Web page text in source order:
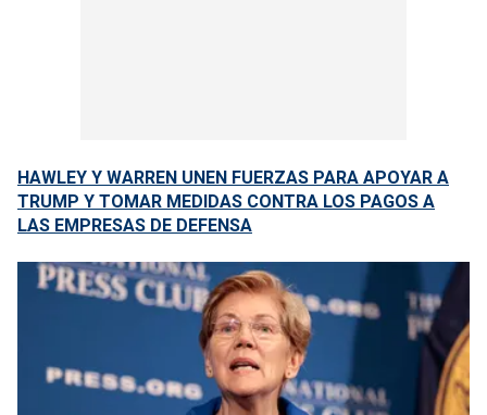
HAWLEY Y WARREN UNEN FUERZAS PARA APOYAR A
TRUMP Y TOMAR MEDIDAS CONTRA LOS PAGOS A
LAS EMPRESAS DE DEFENSA